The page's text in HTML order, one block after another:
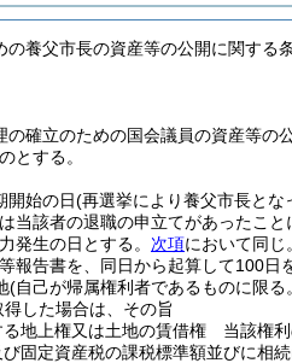
の養父市長の資産等の公開に関する
の確立のための国会議員の資産等の
とする。
開始の日(再選挙により養父市長と
当該者の退職の申立てがあったこ
発生の日とする。 次項において同じ
報告書を、同日から起算して100日
(自己が帰属権利者であるものに限る
得した場合は、その旨
地上権又は土地の賃借権 当該権
固定資産税の課税標準額並びに相